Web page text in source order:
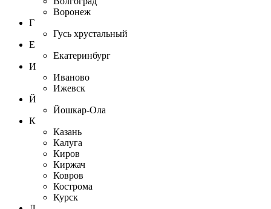
Воронеж
Г
Гусь хрустальный
Е
Екатеринбург
И
Иваново
Ижевск
Й
Йошкар-Ола
К
Казань
Калуга
Киров
Киржач
Ковров
Кострома
Курск